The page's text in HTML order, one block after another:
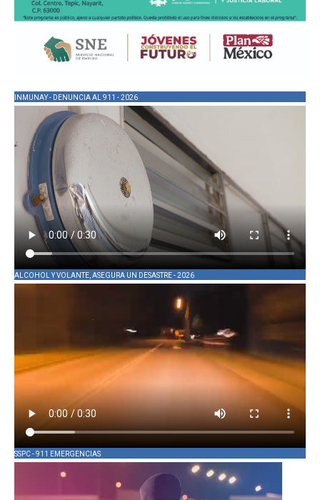
INMUNAY - DENUNCIA AL 911 - 2026
ALCOHOL Y VOLANTE, ASEGURA UN DESASTRE - 2026
SSPC - 911 EMERGENCIAS